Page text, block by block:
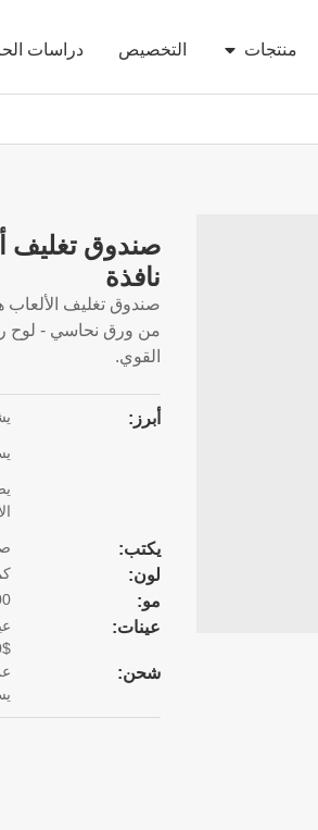
منتجات التخصيص دراسات
صندوق
نافذة
صندوق تغليف
من ورق نحاسي - لوح
القوي.
أبرز:
يكتب:
لون:
مو:
عينات:
$100/تصميم. يستغرق الأمر 3 أيام لإنهاء العينة.
شحن: